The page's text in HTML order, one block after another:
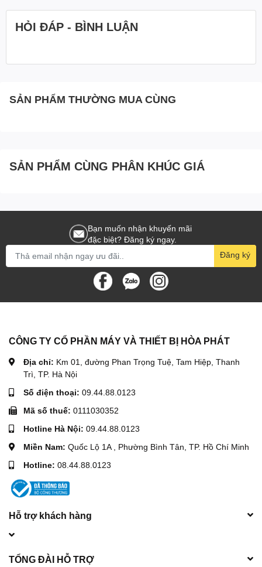
HỎI ĐÁP - BÌNH LUẬN
SẢN PHẨM THƯỜNG MUA CÙNG
SẢN PHẨM CÙNG PHÂN KHÚC GIÁ
Bạn muốn nhận khuyến mãi
đặc biệt? Đăng ký ngay.
Đăng ký
CÔNG TY CỔ PHẦN MÁY VÀ THIẾT BỊ HÒA PHÁT
Địa chỉ: Km 01, đường Phan Trọng Tuệ, Tam Hiệp, Thanh
Trì, TP. Hà Nội
Số điện thoại: 09.44.88.0123
Mã số thuế: 0111030352
Hotline Hà Nội: 09.44.88.0123
Miền Nam: Quốc Lộ 1A , Phường Bình Tân, TP. Hồ Chí Minh
Hotline: 08.44.88.0123
Hỗ trợ khách hàng
TỔNG ĐÀI HỖ TRỢ